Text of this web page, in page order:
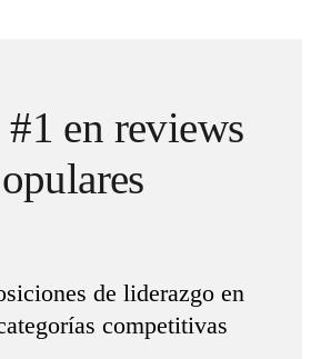
en reviews
de liderazgo en
competitivas